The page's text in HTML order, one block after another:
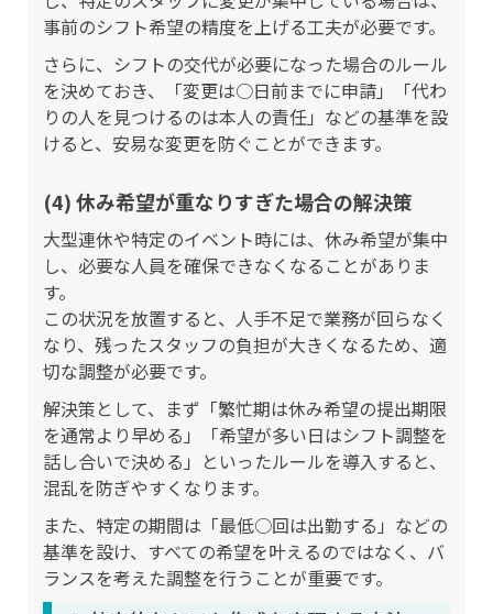
事前のシフト希望の精度を上げる工夫が必要です。
さらに、シフトの交代が必要になった場合のルール
を決めておき、「変更は○日前までに申請」「代わ
りの人を見つけるのは本人の責任」などの基準を設
けると、安易な変更を防ぐことができます。
(4) 休み希望が重なりすぎた場合の解決策
大型連休や特定のイベント時には、休み希望が集中
し、必要な人員を確保できなくなることがありま
す。
この状況を放置すると、人手不足で業務が回らなく
なり、残ったスタッフの負担が大きくなるため、適
切な調整が必要です。
解決策として、まず「繁忙期は休み希望の提出期限
を通常より早める」「希望が多い日はシフト調整を
話し合いで決める」といったルールを導入すると、
混乱を防ぎやすくなります。
また、特定の期間は「最低○回は出勤する」などの
基準を設け、すべての希望を叶えるのではなく、バ
ランスを考えた調整を行うことが重要です。